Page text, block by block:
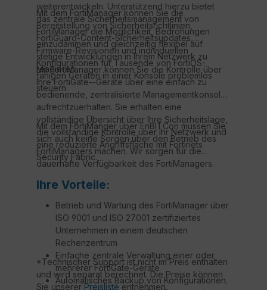
weiterentwickeln. Unterstützend hierzu bietet
das zentrale Sicherheitsmanagement von
FortiManager die Möglichkeit, Bedrohungen
einzudämmen und gleichzeitig flexibel auf
stetige Entwicklungen in Ihrem Netzwerk zu
reagieren.
Mit dem FortiManager können Sie die
Bereitstellung von Sicherheitsrichtlinien,
FortiGuard-Content-Sicherheitsupdates,
Firmware-Revisionen und individuellen
Konfigurationen für Tausende von FortiOS-
fähigen Geräten in einer Konsole problemlos
steuern.
Mit FortiManager können Sie die Kontrolle über
Ihre FortiGate--Geräte über eine einfach zu
bedienende, zentralisierte Managementkonsole
aufrechtzuerhalten. Sie erhalten eine
vollständige Übersicht über Ihre Sicherheitslage,
die vollständige Kontrolle über Ihr Netzwerk und
eine reduzierte Angriffsfläche mit Fortinets
Security Fabric.
Mit dem FortiManger über EnBITCon müssen Sie
sich auch keine Sorgen über den Betrieb des
FortiManagers machen. Wir sorgen für die
dauerhafte Verfügbarkeit des FortiManagers.
Ihre Vorteile:
Betrieb und Wartung des FortiManager über
ISO 9001 und ISO 27001 zertifiziertes
Unternehmen in einem deutschen
Rechenzentrum
Einfache zentrale Verwaltung einer oder
mehrerer FortiGate-Geräte
Automatisches Backup von Konfigurationen.
*Technischer Support ist nicht im Preis enthalten
und wird separat berechnet. Die Preise können
Sie unsererPreislisteentnehmen.